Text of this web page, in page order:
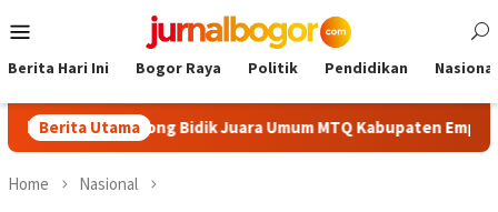
to
Menu
Berita Hari Ini Bogor Raya Politik Pendidikan Nasional
Berita Utama
Cibinong Bidik Juara Umum MTQ Kabupaten Empat Kali
Home Nasional